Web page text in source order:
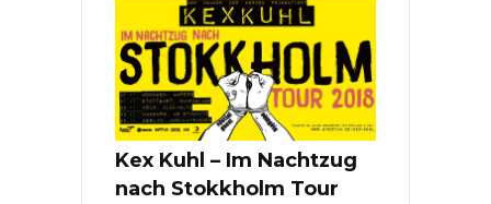
Kex Kuhl – Im Nachtzug
nach Stokkholm Tour